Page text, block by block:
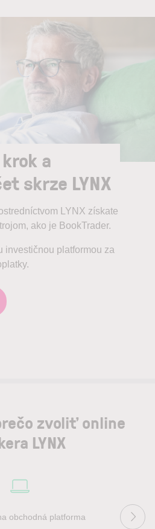
a
skrze LYNX
LYNX získate
ako je BookTrader.
investičnou platformou za
zvoliť online
LYNX
obchodná platforma